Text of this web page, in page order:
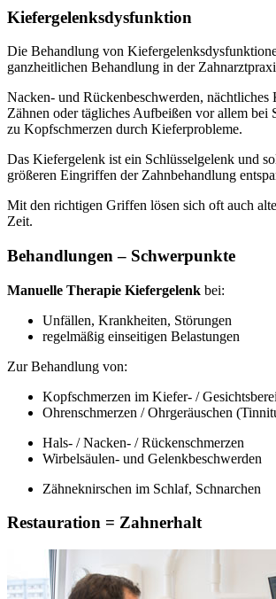
Kiefergelenksdysfunktion
Die Behandlung von
ganzheitlichen Behandlung in der
Nacken- und Rückenbeschwerden, nächtliches
Zähnen oder tägliches Aufbeißen vor allem bei
zu Kopfschmerzen durch Kieferprobleme.
Das Kiefergelenk ist ein Schlüsselgelenk und
größeren Eingriffen der Zahnbehandlung
Mit den richtigen Griffen lösen sich oft auch
Zeit.
Behandlungen – Schwerpunkte
Manuelle Therapie Kiefergelenk bei:
Unfällen, Krankheiten, Störungen
regelmäßig einseitigen Belastungen
Zur Behandlung von:
Kopfschmerzen im Kiefer- /
Ohrenschmerzen / Ohrgeräuschen
Hals- / Nacken- / Rückenschmerzen
Wirbelsäulen- und Gelenkbeschwerden
Zähneknirschen im Schlaf, Schnarchen
Restauration = Zahnerhalt